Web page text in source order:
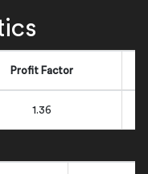
Profit Factor
1.36